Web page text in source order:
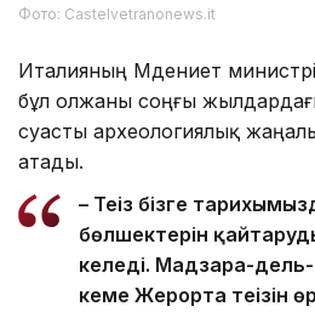
Фото: Castelvetranonews.it
Италияның Мәдениет
бұл олжаны соңғы
суасты археологиялық
атады.
– Теңіз бізге
бөлшектерін
келеді. Мадзара-
кеме Жерорта теңізін